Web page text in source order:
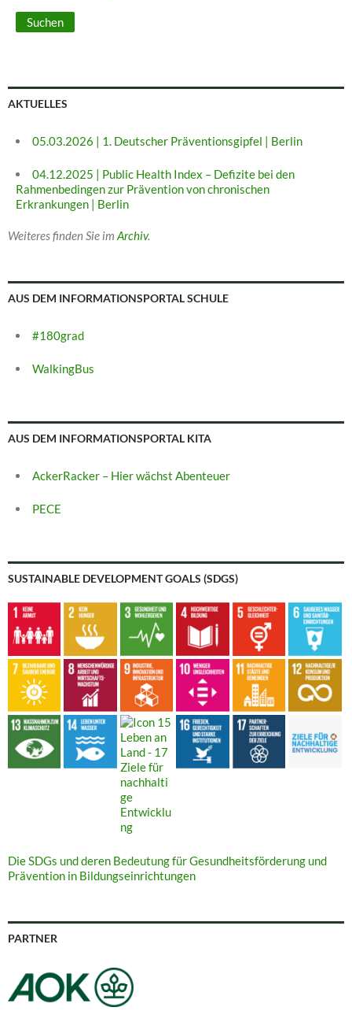
AKTUELLES
05.03.2026 | 1. Deutscher Präventionsgipfel | Berlin
04.12.2025 | Public Health Index – Defizite bei den
Rahmenbedingen zur Prävention von chronischen
Erkrankungen | Berlin
Weiteres finden Sie im Archiv.
AUS DEM INFORMATIONSPORTAL SCHULE
#180grad
WalkingBus
AUS DEM INFORMATIONSPORTAL KITA
AckerRacker – Hier wächst Abenteuer
PECE
SUSTAINABLE DEVELOPMENT GOALS (SDGS)
Die SDGs und deren Bedeutung für Gesundheitsförderung und
Prävention in Bildungseinrichtungen
PARTNER